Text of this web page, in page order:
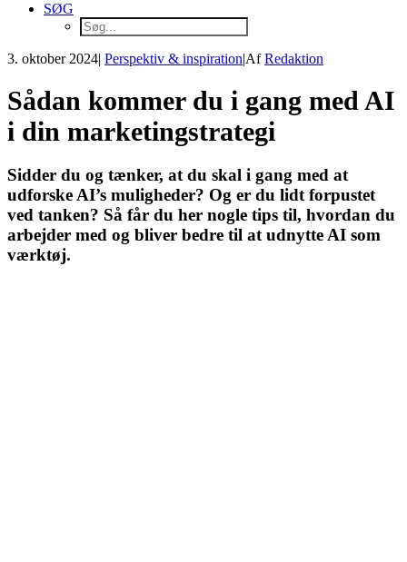
SØG
3. oktober 2024| Perspektiv & inspiration|AfRedaktion
Sådan kommer du i gang med AI
i din marketingstrategi
Sidder du og tænker, at du skal i gang med at
udforske AI’s muligheder? Og er du lidt forpustet
ved tanken? Så får du her nogle tips til, hvordan du
arbejder med og bliver bedre til at udnytte AI som
værktøj.